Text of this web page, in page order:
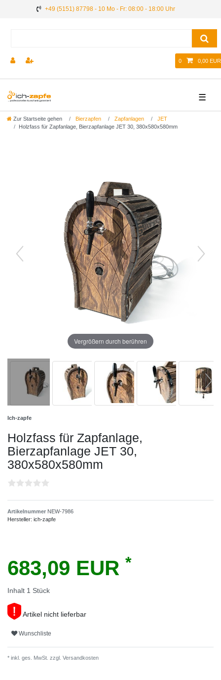
+49 (5151) 87798 - 10 Mo - Fr: 08:00 - 18:00 Uhr
0 0,00 EUR
☰
Zur Startseite gehen Bierzapfen Zapfanlagen
JET
Holzfass für Zapfanlage, Bierzapfanlage JET 30, 380x580x580mm
Vergrößern durch berühren
Ich-zapfe
Holzfass für Zapfanlage,
Bierzapfanlage JET 30,
380x580x580mm
Artikelnummer NEW-7986
Hersteller: ich-zapfe
683,09 EUR *
Inhalt 1 Stück
Artikel nicht lieferbar
Wunschliste
* inkl. ges. MwSt. zzgl. Versandkosten